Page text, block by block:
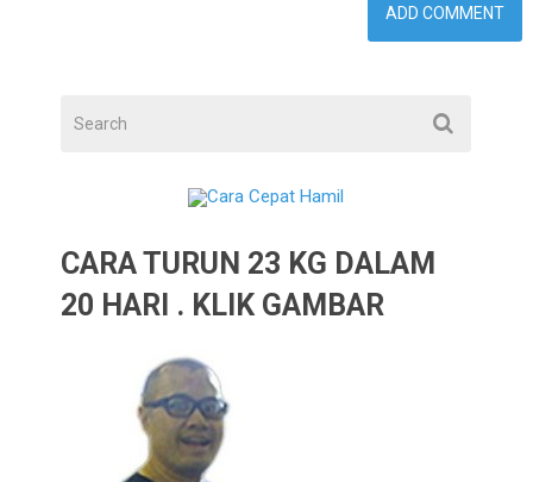
CARA TURUN 23 KG DALAM
20 HARI . KLIK GAMBAR